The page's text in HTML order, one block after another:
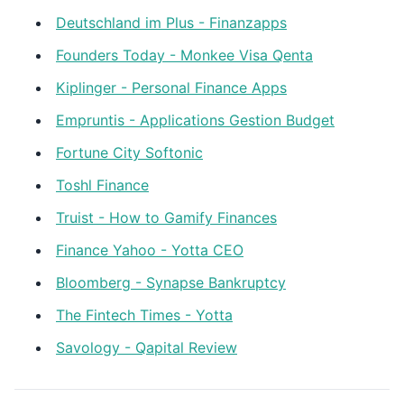
Deutschland im Plus - Finanzapps
Founders Today - Monkee Visa Qenta
Kiplinger - Personal Finance Apps
Empruntis - Applications Gestion Budget
Fortune City Softonic
Toshl Finance
Truist - How to Gamify Finances
Finance Yahoo - Yotta CEO
Bloomberg - Synapse Bankruptcy
The Fintech Times - Yotta
Savology - Qapital Review